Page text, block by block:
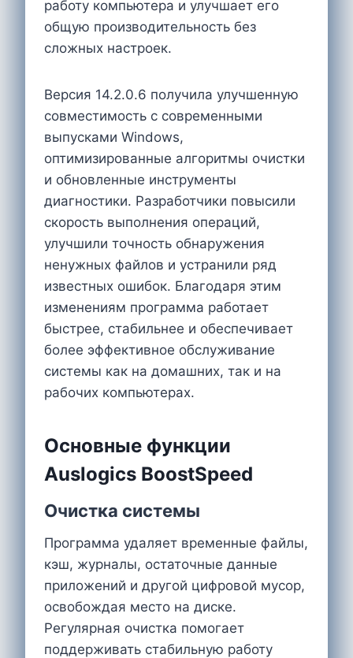
работу компьютера и улучшает его
общую производительность без
сложных настроек.
Версия 14.2.0.6 получила улучшенную
совместимость с современными
выпусками Windows,
оптимизированные алгоритмы очистки
и обновленные инструменты
диагностики. Разработчики повысили
скорость выполнения операций,
улучшили точность обнаружения
ненужных файлов и устранили ряд
известных ошибок. Благодаря этим
изменениям программа работает
быстрее, стабильнее и обеспечивает
более эффективное обслуживание
системы как на домашних, так и на
рабочих компьютерах.
Основные функции
Auslogics BoostSpeed
Очистка системы
Программа удаляет временные файлы,
кэш, журналы, остаточные данные
приложений и другой цифровой мусор,
освобождая место на диске.
Регулярная очистка помогает
поддерживать стабильную работу